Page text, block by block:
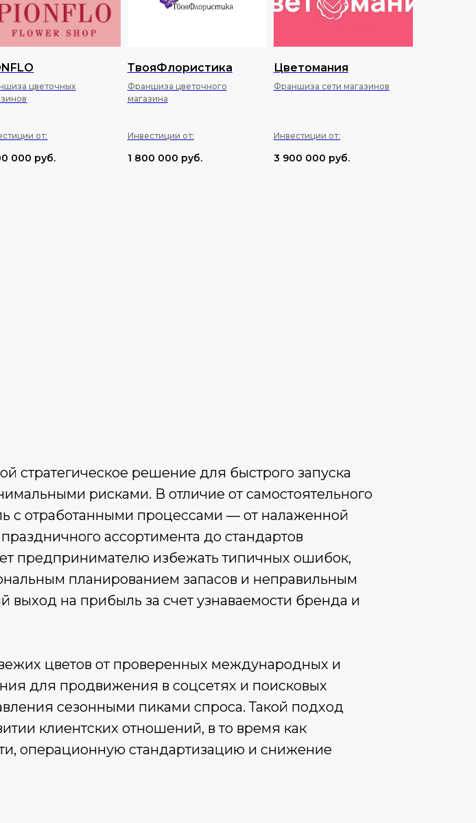
цветочных
от:
000 руб.
ТвояФлористика
Франшиза цветочного
магазина
Инвестиции от:
1 800 000 руб.
Цветомания
Франшиза сети магазинов
Инвестиции от:
3 900 000 руб.
стратегическое решение для быстрого запуска
рисками. В отличие от самостоятельного
с отработанными процессами — от налаженной
ассортимента до стандартов
предпринимателю избежать типичных ошибок,
планированием запасов и неправильным
на прибыль за счет узнаваемости бренда и
цветов от проверенных международных и
для продвижения в соцсетях и поисковых
сезонными пиками спроса. Такой подход
клиентских отношений, в то время как
операционную стандартизацию и снижение